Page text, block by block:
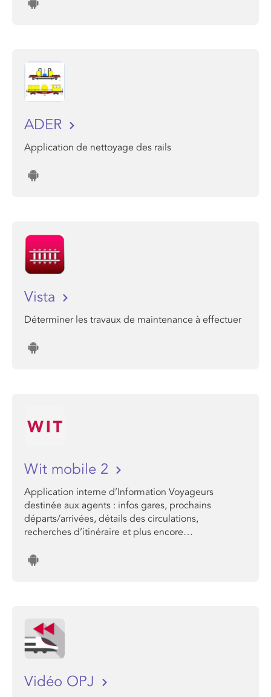
ADER
Application de nettoyage des rails
Vista
Déterminer les travaux de maintenance à effectuer
Wit mobile 2
Application interne d’Information Voyageurs
destinée aux agents : infos gares, prochains
départs/arrivées, détails des circulations,
recherches d’itinéraire et plus encore…
Vidéo OPJ